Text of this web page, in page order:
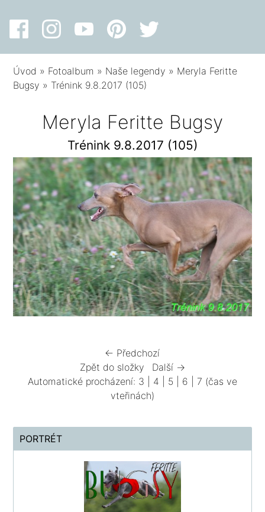
Úvod » Fotoalbum » Naše legendy » Meryla Feritte
Bugsy » Trénink 9.8.2017 (105)
Meryla Feritte Bugsy
Trénink 9.8.2017 (105)
← Předchozí
Zpět do složky
Další →
Automatické procházení: 3 4 5 6 7 (čas ve
vteřinách)
PORTRÉT